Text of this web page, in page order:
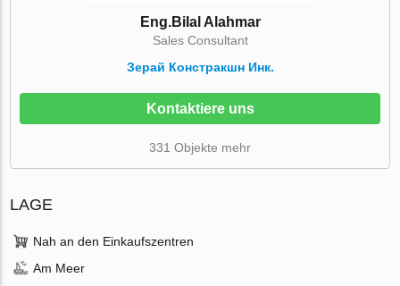
Eng.Bilal Alahmar
Sales Consultant
Зерай Констракшн Инк.
Kontaktiere uns
331 Objekte mehr
LAGE
Nah an den Einkaufszentren
Am Meer